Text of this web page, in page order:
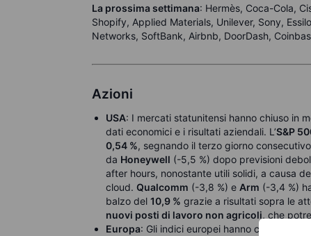
La prossima settimana: Hermès, Coca-Cola,
Shopify, Applied Materials, Unilever, Sony,
Networks, SoftBank, Airbnb, DoorDash,
Azioni
USA: I mercati statunitensi hanno chiuso in
dati economici e i risultati aziendali. L’S&P
0,54 %, segnando il terzo giorno
da Honeywell (-5,5 %) dopo previsioni
after hours, nonostante utili solidi, a causa
cloud. Qualcomm (-3,8 %) e Arm (-3,4 %)
balzo del 10,9 % grazie a risultati sopra le
nuovi posti di lavoro non agricoli, che
Europa: Gli indici europei hanno chiuso ai